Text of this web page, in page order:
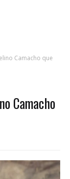
Camacho que
Camacho